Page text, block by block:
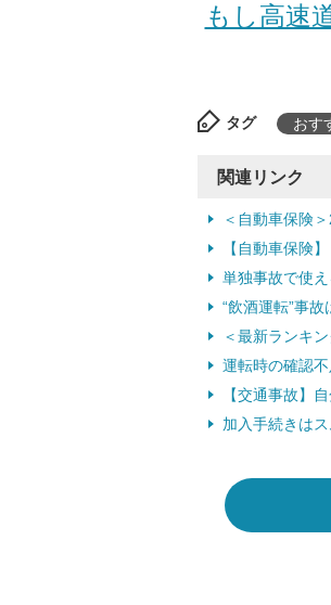
もし高速
タグ おす
関連リンク
＜自動車保険
【自動車保険
単独事故で使
“飲酒運転”事
＜最新ランキ
運転時の確認
【交通事故】
加入手続きは